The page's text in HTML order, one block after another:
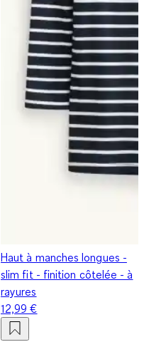
Haut à manches longues -
slim fit - finition côtelée - à
rayures
12,99 €